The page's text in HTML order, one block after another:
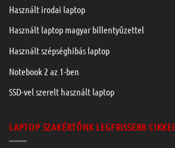
Használt irodai laptop
Használt laptop magyar billentyűzettel
Használt szépséghibás laptop
Notebook 2 az 1-ben
SSD-vel szerelt használt laptop
LAPTOP SZAKÉRTŐNK LEGFRISSEBB CIKKEI